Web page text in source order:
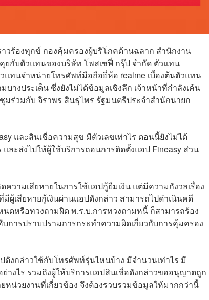
วร้องทุกข์ กองคุ้มครองผู้บริโภคด้านฉลาก สำนักงาน
ยกับตัวแทนของบริษัท โพสเซฟี่ กรุ๊ป จำกัด ตัวแทน
ทนจำหน่ายโทรศัพท์มือถือยี่ห้อ realme เบื้องต้นตัวแทน
างประเด็น ซึ่งยังไม่ได้ข้อมูลเชิงลึก เจ้าหน้าที่กำลังเค้น
ร่วมกับ จิราพร สินธุไพร รัฐมนตรีประจำสำนักนายก
และสินเชื่อความสุข มีตัวเลขเท่าไร ตอนนี้ยังไม่ได้
ละส่งไปให้ผู้ใช้บริการถอนการติดตั้งแอป Fineasy ส่วน
ความเสียหายในการใช้แอปกู้ยืมเงิน แต่มีความกังวลเรื่อง
ผู้เสียหายกู้เงินผ่านแอปดังกล่าว สามารถไปดำเนินคดี
ดหรือทวงถามผิด พ.ร.บ.การทวงถามหนี้ ก็สามารถร้อง
ารปราบปรามการกระทำความผิดเกี่ยวกับการคุ้มครอง
งกล่าวใช้กับโทรศัพท์รุ่นไหนบ้าง มีจำนวนเท่าไร มี
างไร รวมถึงผู้ให้บริการแอปสินเชื่อดังกล่าวขออนุญาตถูก
น่วยงานที่เกี่ยวข้อง จึงต้องรวบรวมข้อมูลให้มากกว่านี้